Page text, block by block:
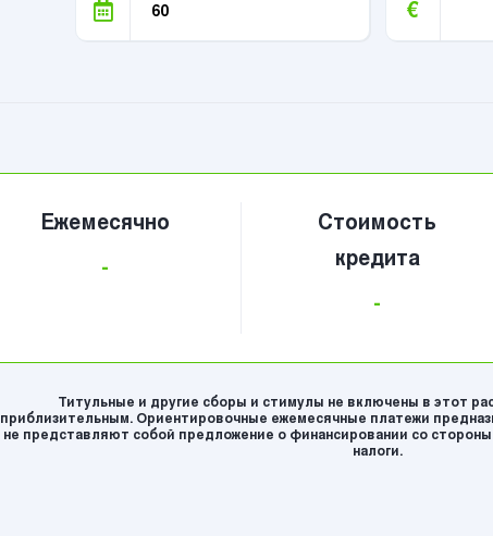
€
Ежемесячно
-
Стоимость
кредита
-
Титульные и другие сборы и стимулы не включены в этот
приблизительным. Ориентировочные ежемесячные платежи
не представляют собой предложение о финансировании со стороны
налоги.